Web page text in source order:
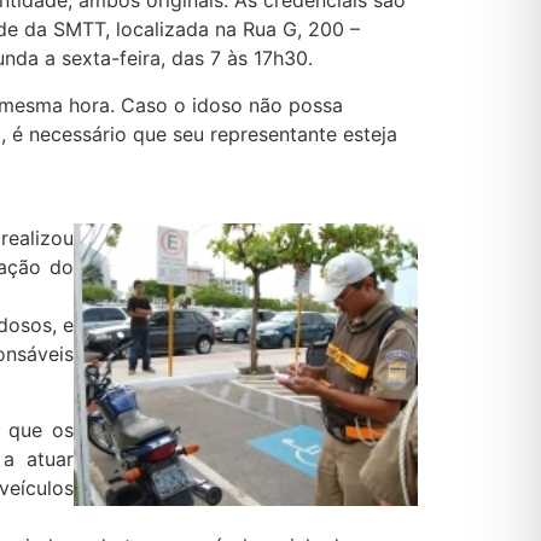
da SMTT, localizada na Rua G, 200 –
a sexta-feira, das 7 às 17h30.
hora. Caso o idoso não possa
necessário que seu representante esteja
do
e
que os
atuar